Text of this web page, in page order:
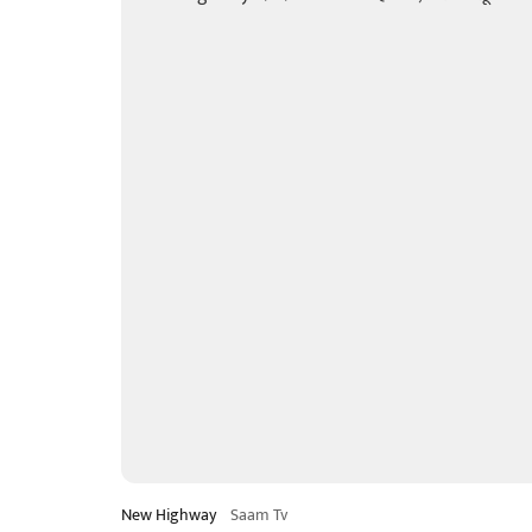
New Highway Saam Tv